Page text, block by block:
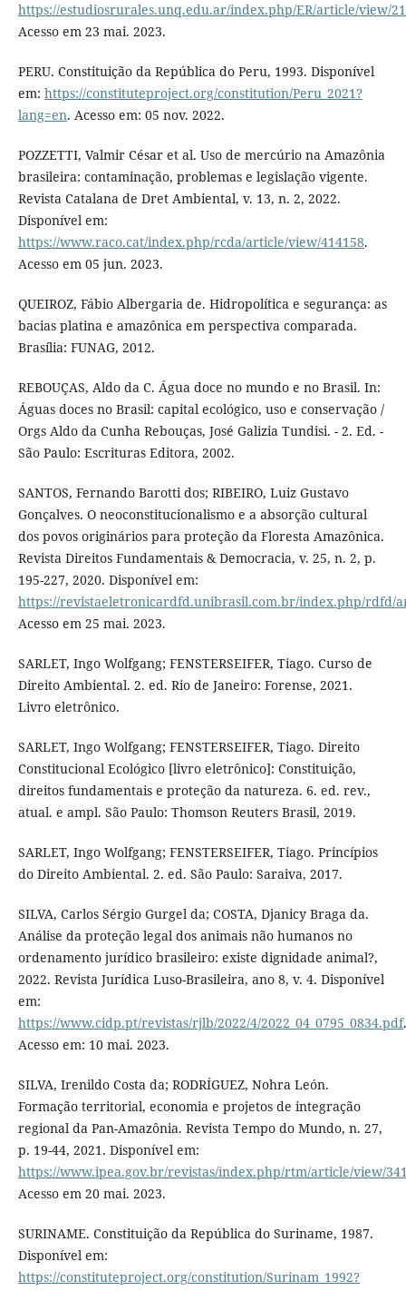
https://estudiosrurales.unq.edu.ar/index.php/ER/article/view/
Acesso em 23 mai. 2023.
PERU. Constituição da República do Peru, 1993. Disponível
em: https://constituteproject.org/constitution/Peru_2021?
lang=en. Acesso em: 05 nov. 2022.
POZZETTI, Valmir César et al. Uso de mercúrio na Amazônia
brasileira: contaminação, problemas e legislação vigente.
Revista Catalana de Dret Ambiental, v. 13, n. 2, 2022.
Disponível em:
https://www.raco.cat/index.php/rcda/article/view/414158.
Acesso em 05 jun. 2023.
QUEIROZ, Fábio Albergaria de. Hidropolítica e segurança: as
bacias platina e amazônica em perspectiva comparada.
Brasília: FUNAG, 2012.
REBOUÇAS, Aldo da C. Água doce no mundo e no Brasil. In:
Águas doces no Brasil: capital ecológico, uso e conservação /
Orgs Aldo da Cunha Rebouças, José Galizia Tundisi. - 2. Ed. -
São Paulo: Escrituras Editora, 2002.
SANTOS, Fernando Barotti dos; RIBEIRO, Luiz Gustavo
Gonçalves. O neoconstitucionalismo e a absorção cultural
dos povos originários para proteção da Floresta Amazônica.
Revista Direitos Fundamentais & Democracia, v. 25, n. 2, p.
195-227, 2020. Disponível em:
https://revistaeletronicardfd.unibrasil.com.br/index.php/rdfd/
Acesso em 25 mai. 2023.
SARLET, Ingo Wolfgang; FENSTERSEIFER, Tiago. Curso de
Direito Ambiental. 2. ed. Rio de Janeiro: Forense, 2021.
Livro eletrônico.
SARLET, Ingo Wolfgang; FENSTERSEIFER, Tiago. Direito
Constitucional Ecológico [livro eletrônico]: Constituição,
direitos fundamentais e proteção da natureza. 6. ed. rev.,
atual. e ampl. São Paulo: Thomson Reuters Brasil, 2019.
SARLET, Ingo Wolfgang; FENSTERSEIFER, Tiago. Princípios
do Direito Ambiental. 2. ed. São Paulo: Saraiva, 2017.
SILVA, Carlos Sérgio Gurgel da; COSTA, Djanicy Braga da.
Análise da proteção legal dos animais não humanos no
ordenamento jurídico brasileiro: existe dignidade animal?,
2022. Revista Jurídica Luso-Brasileira, ano 8, v. 4. Disponível
em:
https://www.cidp.pt/revistas/rjlb/2022/4/2022_04_0795_0834.pdf.
Acesso em: 10 mai. 2023.
SILVA, Irenildo Costa da; RODRÍGUEZ, Nohra León.
Formação territorial, economia e projetos de integração
regional da Pan-Amazônia. Revista Tempo do Mundo, n. 27,
p. 19-44, 2021. Disponível em:
https://www.ipea.gov.br/revistas/index.php/rtm/article/view/
Acesso em 20 mai. 2023.
SURINAME. Constituição da República do Suriname, 1987.
Disponível em:
https://constituteproject.org/constitution/Surinam_1992?